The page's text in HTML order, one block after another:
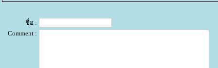
ชื่อ :
Comment :